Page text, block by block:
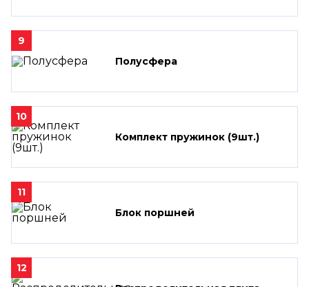
9
Полусфера
10
Комплект пружинок (9шт.)
11
Блок поршней
12